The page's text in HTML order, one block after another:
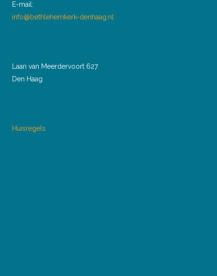
E-mail:
info@bethlehemkerk-denhaag.nl
Laan van Meerdervoort 627
Den Haag
Huisregels